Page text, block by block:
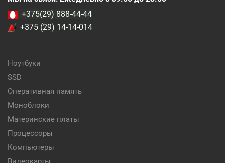
+375(29) 888-44-44
+375 (29) 14-14-014
Ноутбуки
SSD
Оперативная память
Моноблоки
Материнские платы
Процессоры
Компьютеры